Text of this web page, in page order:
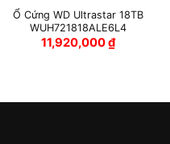
Ổ Cứng WD Ultrastar 18TB
WUH721818ALE6L4
11,920,000₫